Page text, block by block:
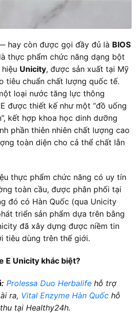
hay còn được gọi đầy đủ là BIOS
thực phẩm chức năng dạng bột
Unicity, được sản xuất tại Mỹ
tiêu chuẩn chất lượng quốc tế.
loại nước tăng lực thông
được thiết kế như một “đồ uống
kết hợp khoa học dinh dưỡng
phần thiên nhiên chất lượng cao
toàn diện cho cả thể chất lẫn
thực phẩm chức năng có uy tín
toàn cầu, được phân phối tại
đó có Hàn Quốc (qua Unicity
triển sản phẩm dựa trên bằng
đã xây dựng được niềm tin
tiêu dùng trên thế giới.
E Unicity khác biệt?
Prolessa Duo Herbalife hỗ trợ
ra, Vital Enzyme Hàn Quốc hỗ
tại Healthy24h.